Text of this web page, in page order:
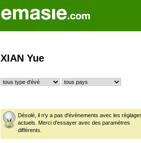
XIAN Yue
Désolé, il n'y a pas d'évènements avec les
actuels. Merci d'essayer avec des paramètres
différents.